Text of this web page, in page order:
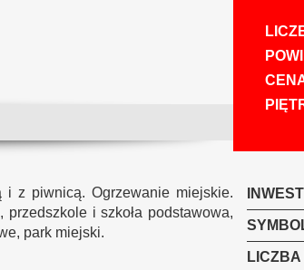
z piwnicą. Ogrzewanie miejskie.
i szkoła podstawowa,
park miejski.
LICZBA